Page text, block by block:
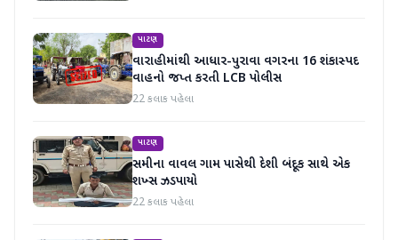
પાટણ
વારાહીમાંથી આધાર-પુરાવા વગરના 16 શંકાસ્પદ
વાહનો જપ્ત કરતી LCB પોલીસ
22 કલાક પહેલા
પાટણ
સમીના વાવલ ગામ પાસેથી દેશી બંદૂક સાથે એક
શખ્સ ઝડપાયો
22 કલાક પહેલા